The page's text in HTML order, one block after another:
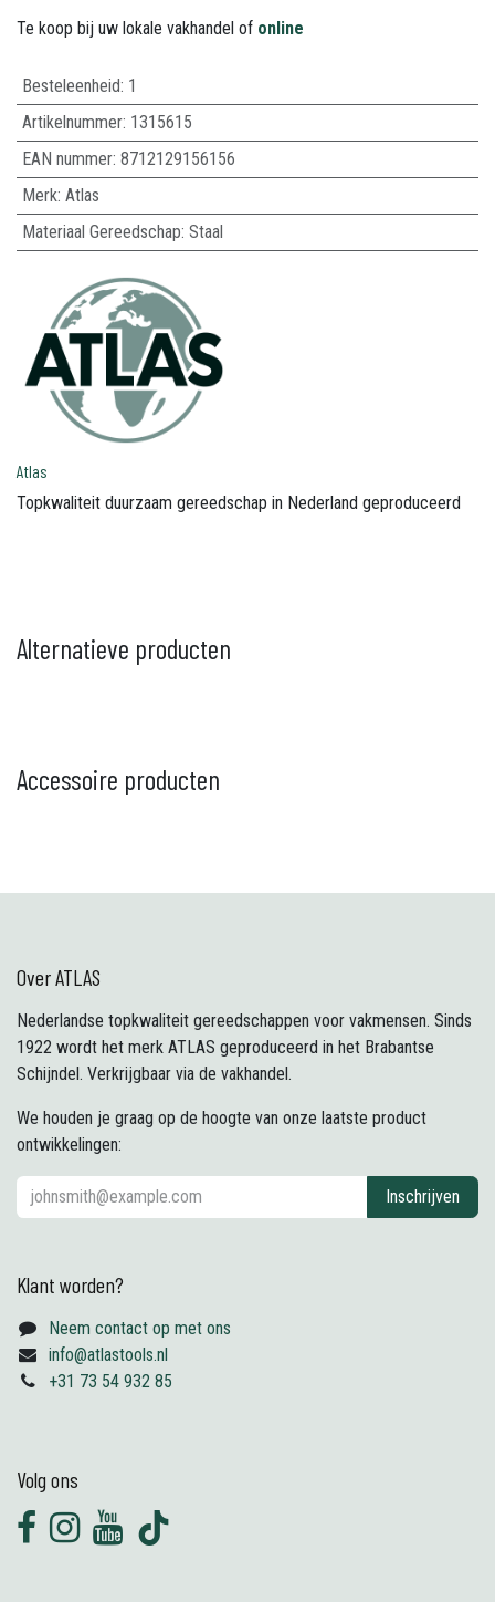
Te koop bij uw lokale vakhandel of online
Besteleenheid: 1
Artikelnummer: 1315615
EAN nummer: 8712129156156
Merk: Atlas
Materiaal Gereedschap: Staal
Atlas
Topkwaliteit duurzaam gereedschap in Nederland geproduceerd
Alternatieve producten
Accessoire producten
Over ATLAS
Nederlandse topkwaliteit gereedschappen voor vakmensen. Sinds
1922 wordt het merk ATLAS geproduceerd in het Brabantse
Schijndel. Verkrijgbaar via de vakhandel.
We houden je graag op de hoogte van onze laatste product
ontwikkelingen:
Inschrijven
Klant worden?
Neem contact op met ons
info@atlastools.nl
+31 73 54 932 85
Volg ons